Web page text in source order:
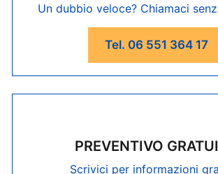
Un dubbio veloce? Chiamaci
Tel. 06 551 364 17
PREVENTIVO
Scrivici per informazioni